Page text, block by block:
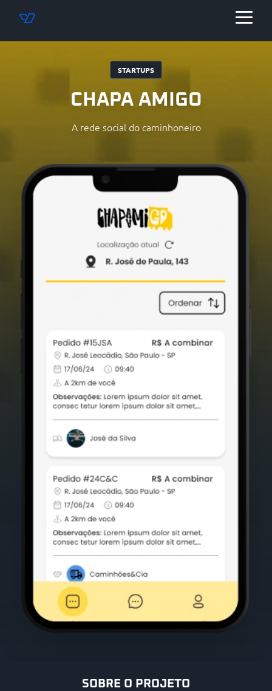
STARTUPS
CHAPA AMIGO
A rede social do caminhoneiro
SOBRE O PROJETO